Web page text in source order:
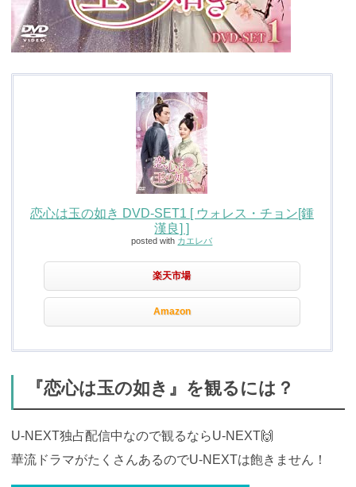
恋心は玉の如き DVD-SET1 [ ウォレス・チョン[鍾
漢良] ]
posted with カエレバ
楽天市場
Amazon
『恋心は玉の如き』を観るには？
U-NEXT独占配信中なので観るならU-NEXT🙌
華流ドラマがたくさんあるのでU-NEXTは飽きません！